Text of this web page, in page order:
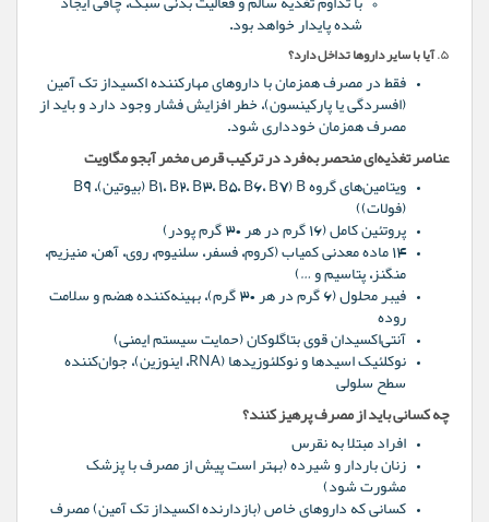
با تداوم تغذیه سالم و فعالیت بدنی سبک، چاقی ایجاد
شده پایدار خواهد بود.
۵. آیا با سایر داروها تداخل دارد؟
فقط در مصرف همزمان با داروهای مهارکننده اکسیداز تک آمین
(افسردگی یا پارکینسون)، خطر افزایش فشار وجود دارد و باید از
مصرف همزمان خودداری شود.
عناصر تغذیه‌ای منحصر به‌فرد در ترکیب قرص مخمر آبجو مگاویت
ویتامین‌های گروه B (B1، B2، B3، B5، B6، B7 (بیوتین)، B9
(فولات))
پروتئین کامل (۱۶ گرم در هر ۳۰ گرم پودر)
۱۴ ماده معدنی کمیاب (کروم، فسفر، سلنیوم، روی، آهن، منیزیم،
منگنز، پتاسیم و …)
فیبر محلول (۶ گرم در هر ۳۰ گرم)، بهینه‌کننده هضم و سلامت
روده
آنتی‌اکسیدان قوی بتاگلوکان (حمایت سیستم ایمنی)
نوکلئیک اسیدها و نوکلئوزیدها (RNA، اینوزین)، جوان‌کننده
سطح سلولی
چه کسانی باید از مصرف پرهیز کنند؟
افراد مبتلا به نقرس
زنان باردار و شیرده (بهتر است پیش از مصرف با پزشک
مشورت شود)
کسانی که داروهای خاص (بازدارنده اکسیداز تک آمین) مصرف